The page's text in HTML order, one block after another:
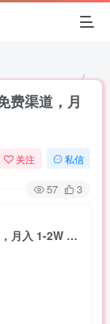
费渠道，月
关注 私信
57 3
2026告别打工！AI 代写微课，提供免费渠道，月入 1-2W 风口期捡钱